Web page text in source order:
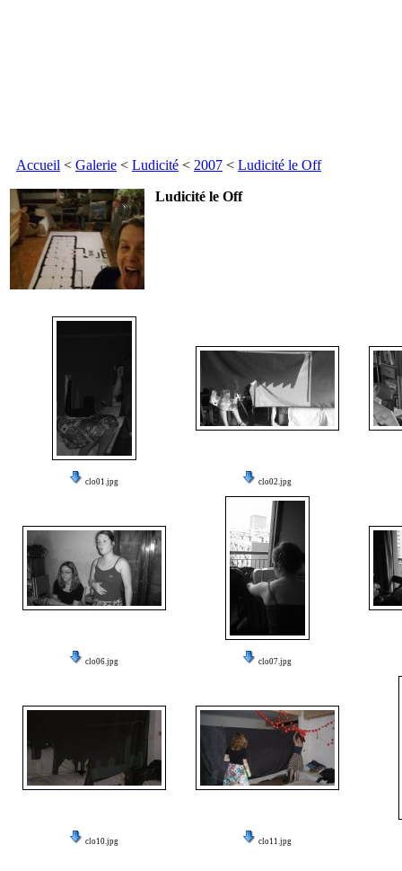
Accueil < Galerie < Ludicité < 2007 < Ludicité le Off
Ludicité le Off
clo01.jpg clo02.jpg
clo06.jpg clo07.jpg
clo10.jpg clo11.jpg